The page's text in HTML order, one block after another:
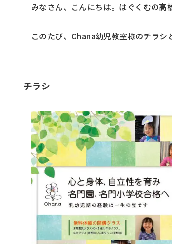
みなさん、こんにちは。はぐくむの高
このたび、Ohana幼児教室様のチラシ
チラシ